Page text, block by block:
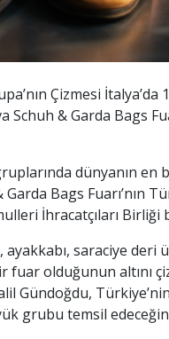
Çizmesi
& Garda Bags
dünyanın en
Bags Fuarı’nın
İhracatçıları Birliği
ayakkabı, saraciye
olduğunun altını
Gündoğdu,
grubu temsil